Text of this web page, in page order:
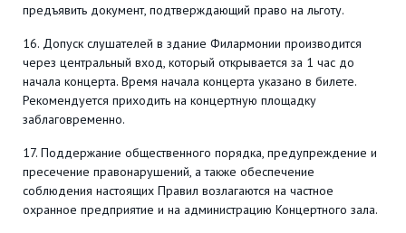
предъявить документ, подтверждающий право на льготу.
16. Допуск слушателей в здание Филармонии производится
через центральный вход, который открывается за 1 час до
начала концерта. Время начала концерта указано в билете.
Рекомендуется приходить на концертную площадку
заблаговременно.
17. Поддержание общественного порядка, предупреждение и
пресечение правонарушений, а также обеспечение
соблюдения настоящих Правил возлагаются на частное
охранное предприятие и на администрацию Концертного зала.